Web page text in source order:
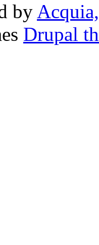
by
Drupal